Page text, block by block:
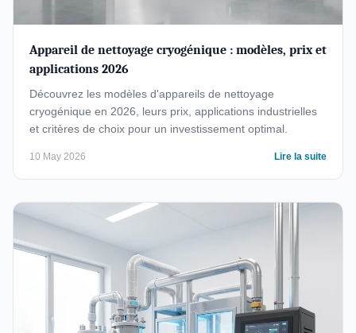
Appareil de nettoyage cryogénique : modèles, prix et
applications 2026
Découvrez les modèles d'appareils de nettoyage
cryogénique en 2026, leurs prix, applications industrielles
et critères de choix pour un investissement optimal.
10 May 2026 Lire la suite